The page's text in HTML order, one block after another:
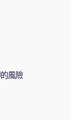
風險